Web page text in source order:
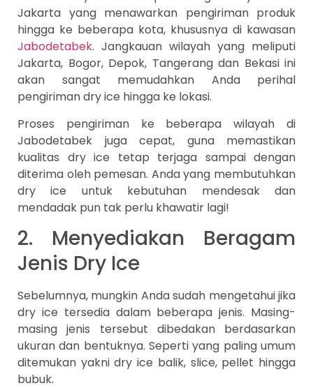
Jakarta yang menawarkan pengiriman produk
hingga ke beberapa kota, khususnya di kawasan
Jabodetabek. Jangkauan wilayah yang meliputi
Jakarta, Bogor, Depok, Tangerang dan Bekasi ini
akan sangat memudahkan Anda perihal
pengiriman dry ice hingga ke lokasi.
Proses pengiriman ke beberapa wilayah di
Jabodetabek juga cepat, guna memastikan
kualitas dry ice tetap terjaga sampai dengan
diterima oleh pemesan. Anda yang membutuhkan
dry ice untuk kebutuhan mendesak dan
mendadak pun tak perlu khawatir lagi!
2. Menyediakan Beragam
Jenis Dry Ice
Sebelumnya, mungkin Anda sudah mengetahui jika
dry ice tersedia dalam beberapa jenis. Masing-
masing jenis tersebut dibedakan berdasarkan
ukuran dan bentuknya. Seperti yang paling umum
ditemukan yakni dry ice balik, slice, pellet hingga
bubuk.